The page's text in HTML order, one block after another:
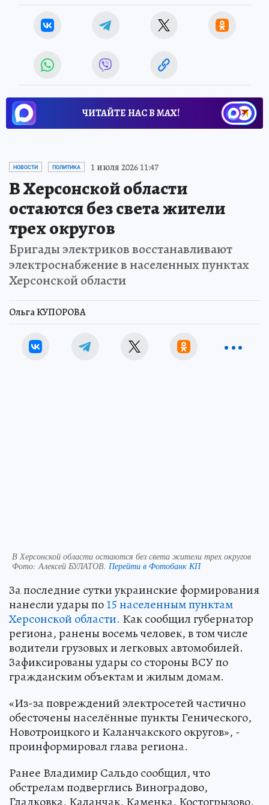
ЧИТАЙТЕ НАС В МАХ!
НОВОСТИ ПОЛИТИКА 1 июля 2026 11:47
В Херсонской области
остаются без света жители
трех округов
Бригады электриков восстанавливают
электроснабжение в населенных пунктах
Херсонской области
Ольга КУПОРОВА
В Херсонской области остаются без света жители трех округов
Фото: Алексей БУЛАТОВ. Перейти в Фотобанк КП
За последние сутки украинские формирования
нанесли удары по15 населенным пунктам
Херсонской области. Как сообщил губернатор
региона, ранены восемь человек, в том числе
водители грузовых и легковых автомобилей.
Зафиксированы удары со стороны ВСУ по
гражданским объектам и жилым домам.
«Из-за повреждений электросетей частично
обесточены населённые пункты Генического,
Новотроицкого и Каланчакского округов», -
проинформировал глава региона.
Ранее Владимир Сальдо сообщил, что
обстрелам подверглись Виноградово,
Гладковка, Каланчак, Каменка, Костогрызово,